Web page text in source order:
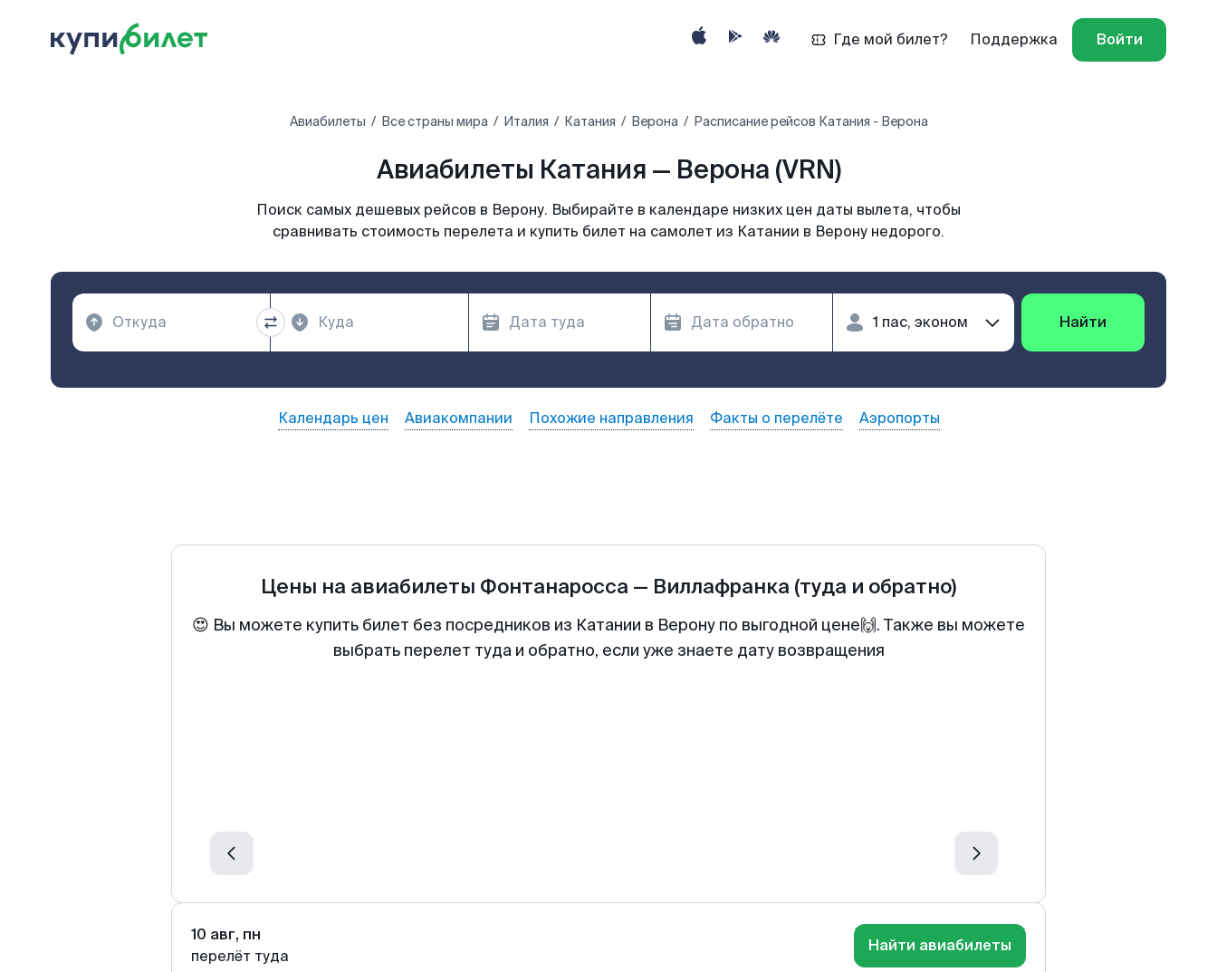
Где мой билет? Поддержка Войти
Авиабилеты Все страны мира Италия Катания Верона Расписание рейсов Катания - Верона
Авиабилеты Катания — Верона (VRN)
Поиск самых дешевых рейсов в Верону. Выбирайте в календаре низких цен даты вылета, чтобы
сравнивать стоимость перелета и купить билет на самолет из Катании в Верону недорого.
Найти
Календарь цен Авиакомпании Похожие направления Факты о перелёте Аэропорты
Цены на авиабилеты Фонтанаросса — Виллафранка (туда и обратно)
😍 Вы можете купить билет без посредников из Катании в Верону по выгодной цене🙌. Также вы можете
выбрать перелет туда и обратно, если уже знаете дату возвращения
10 авг, пн
перелёт туда
Найти авиабилеты